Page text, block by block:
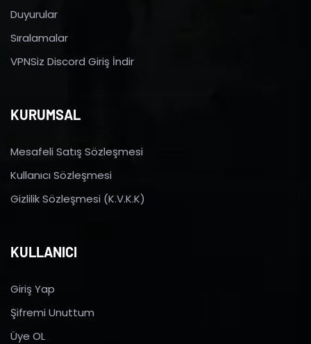
Duyurular
Sıralamalar
VPNSiz Discord Giriş İndir
KURUMSAL
Mesafeli Satış Sözleşmesi
Kullanıcı Sözleşmesi
Gizlilik Sözleşmesi (K.V.K.K)
KULLANICI
Giriş Yap
Şifremi Unuttum
Üye OL